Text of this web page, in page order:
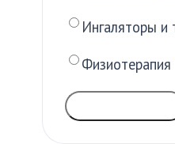
Ингаляторы и